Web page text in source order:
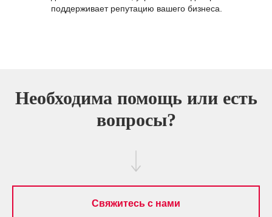
поддерживает репутацию вашего бизнеса.
Необходима помощь или есть
вопросы?
Свяжитесь с нами